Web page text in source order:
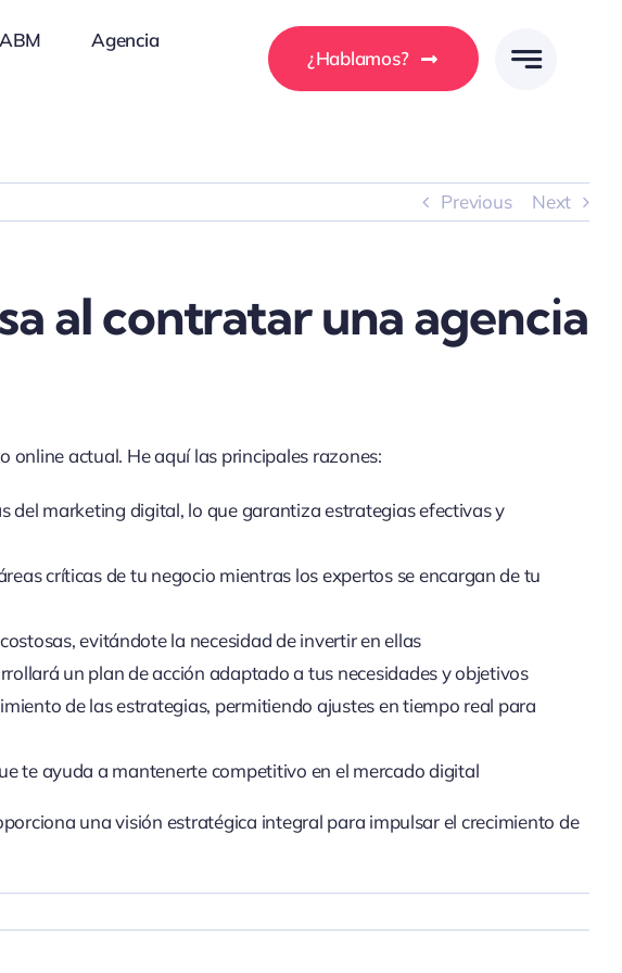
ABM
Agencia
¿Hablamos?
Previous Next
al contratar una agencia
online actual. He aquí las principales razones:
del marketing digital, lo que garantiza estrategias efectivas y
críticas de tu negocio mientras los expertos se encargan de tu
evitándote la necesidad de invertir en ellas
un plan de acción adaptado a tus necesidades y objetivos
de las estrategias, permitiendo ajustes en tiempo real para
te ayuda a mantenerte competitivo en el mercado digital
una visión estratégica integral para impulsar el crecimiento de